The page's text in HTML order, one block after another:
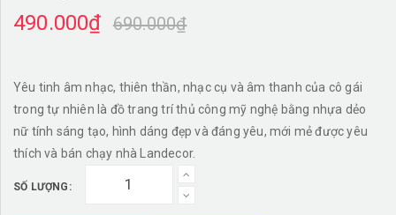
490.000₫ 690.000₫
Yêu tinh âm nhạc, thiên thần, nhạc cụ và âm thanh của cô gái
trong tự nhiên là đồ trang trí thủ công mỹ nghệ bằng nhựa dẻo
nữ tính sáng tạo, hình dáng đẹp và đáng yêu, mới mẻ được yêu
thích và bán chạy nhà Landecor.
SỐ LƯỢNG: